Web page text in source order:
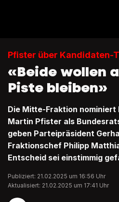
Pfister über Kandidaten-
«Beide wollen
Piste bleiben»
Die Mitte-Fraktion nominiert
Martin Pfister als
geben Parteipräsident
Fraktionschef Philipp
Entscheid sei einstimmig
Publiziert: 21.02.2025 um 16:56 Uhr
Aktualisiert: 21.02.2025 um 17:41 Uhr